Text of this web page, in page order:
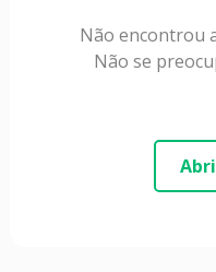
Não encontrou
Não se